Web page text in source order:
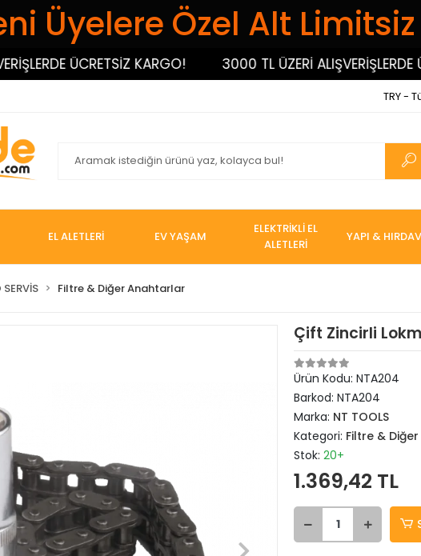
Üyelere Özel Alt
ÜCRETSİZ KARGO! 3000 TL ÜZERİ ALIŞVERİŞLERDE
TRY -
EL ALETLERİ EV YAŞAM
ELEKTRİKLİ EL
ALETLERİ
YAPI &
Filtre & Diğer Anahtarlar
Çift Zincirli
Ürün Kodu: NTA204
Barkod: NTA204
Marka: NT TOOLS
Kategori: Filtre &
Stok: 20+
1.369,42 TL